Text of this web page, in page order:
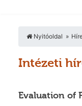
Nyitóoldal
Intézeti
Evaluation of